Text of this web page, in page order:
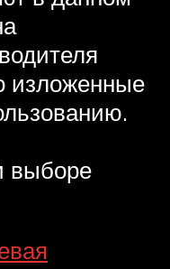
изложенные
выборе